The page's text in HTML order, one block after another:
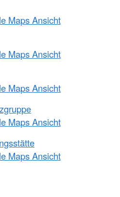
Maps Ansicht
Maps Ansicht
Maps Ansicht
Maps Ansicht
Maps Ansicht